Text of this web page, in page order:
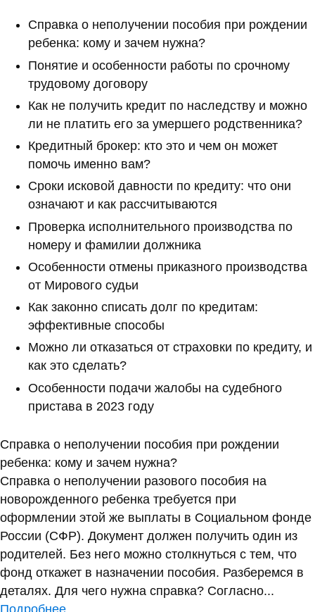
Справка о неполучении пособия при рождении
ребенка: кому и зачем нужна?
Понятие и особенности работы по срочному
трудовому договору
Как не получить кредит по наследству и можно
ли не платить его за умершего родственника?
Кредитный брокер: кто это и чем он может
помочь именно вам?
Сроки исковой давности по кредиту: что они
означают и как рассчитываются
Проверка исполнительного производства по
номеру и фамилии должника
Особенности отмены приказного производства
от Мирового судьи
Как законно списать долг по кредитам:
эффективные способы
Можно ли отказаться от страховки по кредиту, и
как это сделать?
Особенности подачи жалобы на судебного
пристава в 2023 году
Справка о неполучении пособия при рождении
ребенка: кому и зачем нужна?
Справка о неполучении разового пособия на
новорожденного ребенка требуется при
оформлении этой же выплаты в Социальном фонде
России (СФР). Документ должен получить один из
родителей. Без него можно столкнуться с тем, что
фонд откажет в назначении пособия. Разберемся в
деталях. Для чего нужна справка? Согласно...
Подробнее